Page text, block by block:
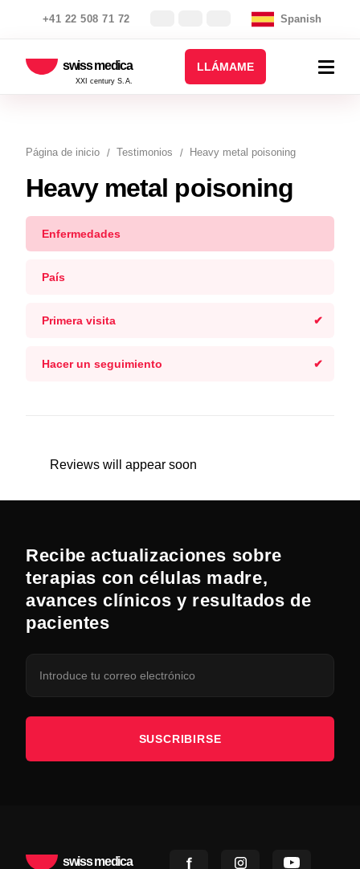
+41 22 508 71 72 Spanish
swiss medica
XXI century S.A.
LLÁMAME
Página de inicio Testimonios Heavy metal poisoning
Heavy metal poisoning
Enfermedades
País
Primera visita
Hacer un seguimiento
Reviews will appear soon
Recibe actualizaciones sobre
terapias con células madre,
avances clínicos y resultados de
pacientes
SUSCRIBIRSE
swiss medica